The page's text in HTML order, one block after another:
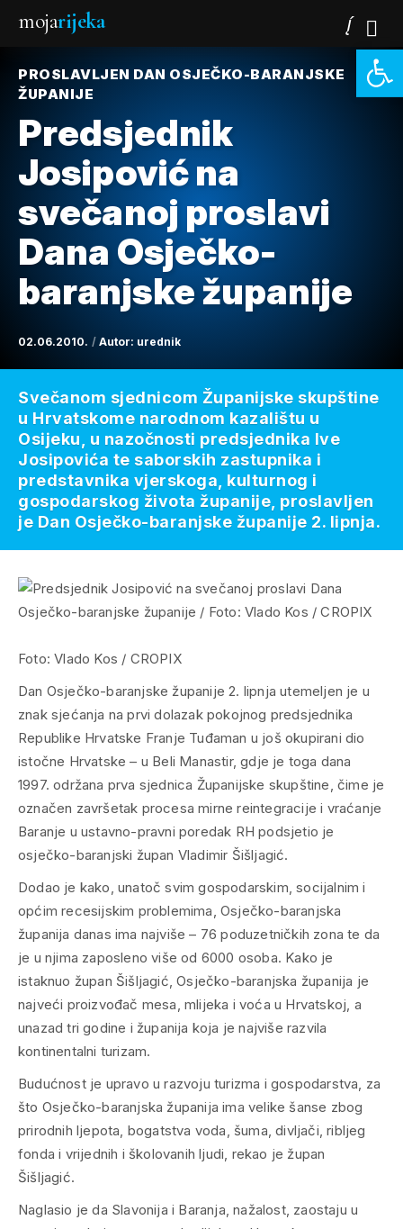
mojarijeka
PROSLAVLJEN DAN OSJEČKO-BARANJSKE
ŽUPANIJE
Predsjednik
Josipović na
svečanoj proslavi
Dana Osječko-
baranjske županije
02.06.2010. Autor: urednik
Foto: Vlado Kos / CROPIX
Dan Osječko-baranjske županije 2. lipnja utemeljen je u
znak sjećanja na prvi dolazak pokojnog predsjednika
Republike Hrvatske Franje Tuđaman u još okupirani dio
istočne Hrvatske – u Beli Manastir, gdje je toga dana
1997. održana prva sjednica Županijske skupštine, čime je
označen završetak procesa mirne reintegracije i vraćanje
Baranje u ustavno-pravni poredak RH podsjetio je
osječko-baranjski župan Vladimir Šišljagić.
Dodao je kako, unatoč svim gospodarskim, socijalnim i
općim recesijskim problemima, Osječko-baranjska
županija danas ima najviše – 76 poduzetničkih zona te da
je u njima zaposleno više od 6000 osoba. Kako je
istaknuo župan Šišljagić, Osječko-baranjska županija je
najveći proizvođač mesa, mlijeka i voća u Hrvatskoj, a
unazad tri godine i županija koja je najviše razvila
kontinentalni turizam.
Budućnost je upravo u razvoju turizma i gospodarstva, za
što Osječko-baranjska županija ima velike šanse zbog
prirodnih ljepota, bogatstva voda, šuma, divljači, ribljeg
fonda i vrijednih i školovanih ljudi, rekao je župan
Šišljagić.
Naglasio je da Slavonija i Baranja, nažalost, zaostaju u
Svečanom sjednicom Županijske skupštine
u Hrvatskome narodnom kazalištu u
Osijeku, u nazočnosti predsjednika Ive
Josipovića te saborskih zastupnika i
predstavnika vjerskoga, kulturnog i
gospodarskog života županije, proslavljen
je Dan Osječko-baranjske županije 2. lipnja.